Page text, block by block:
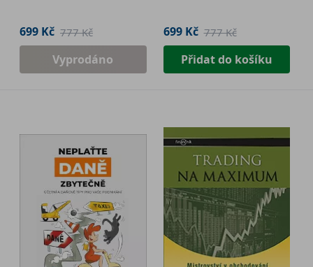
699 Kč 777 Kč
Vyprodáno
699 Kč 777 Kč
Přidat do košíku